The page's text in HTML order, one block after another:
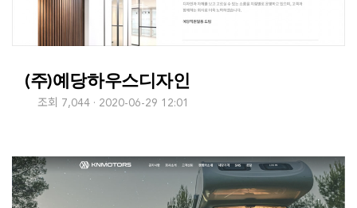
(주)예당하우스디자인
조회 7,044 2020-06-29 12:01